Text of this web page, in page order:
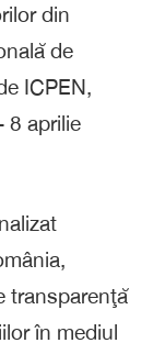
din
de
ICPEN,
8 aprilie
transparenţă
în mediul